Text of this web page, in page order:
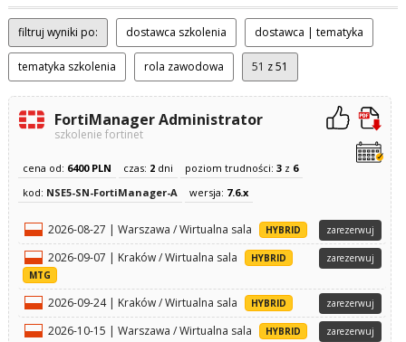
filtruj wyniki po: dostawca szkolenia dostawca | tematyka
tematyka szkolenia rola zawodowa 51 z 51
FortiManager Administrator
szkolenie fortinet
cena od: 6400 PLN czas: 2dni poziom trudności: 3z 6
kod: NSE5-SN-FortiManager-A wersja: 7.6.x
2026-08-27 | Warszawa / Wirtualna sala HYBRID zarezerwuj
2026-09-07 | Kraków / Wirtualna sala
HYBRID
MTG
zarezerwuj
2026-09-24 | Kraków / Wirtualna sala HYBRID zarezerwuj
2026-10-15 | Warszawa / Wirtualna sala HYBRID zarezerwuj